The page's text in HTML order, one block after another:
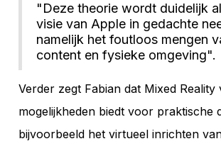
"Deze theorie wordt duidelijk
visie van Apple in gedachte
namelijk het foutloos mengen
content en fysieke omgeving".
Verder zegt Fabian dat Mixed Reality
mogelijkheden biedt voor praktische
bijvoorbeeld het virtueel inrichten